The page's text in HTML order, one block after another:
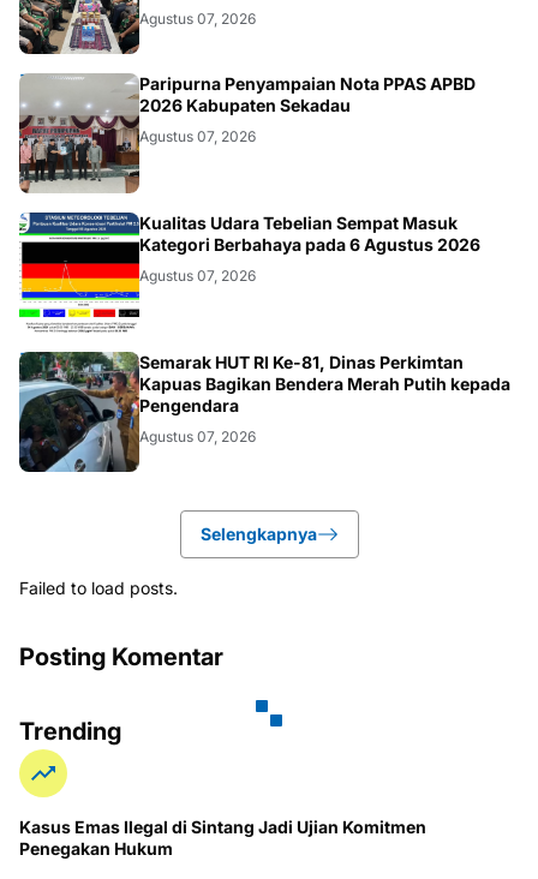
Agustus 07, 2026
DAERAH
Paripurna Penyampaian Nota PPAS APBD
2026 Kabupaten Sekadau
Agustus 07, 2026
KALBAR
Kualitas Udara Tebelian Sempat Masuk
Kategori Berbahaya pada 6 Agustus 2026
Agustus 07, 2026
DAERAH
Semarak HUT RI Ke-81, Dinas Perkimtan
Kapuas Bagikan Bendera Merah Putih kepada
Pengendara
Agustus 07, 2026
Selengkapnya
Failed to load posts.
Posting Komentar
Trending
Kasus Emas Ilegal di Sintang Jadi Ujian Komitmen
Penegakan Hukum